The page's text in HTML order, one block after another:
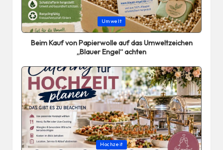
Posted
in
Umwelt
Beim Kauf von Papierwolle auf das Umweltzeichen
„Blauer Engel“ achten
Posted
Hochzeit